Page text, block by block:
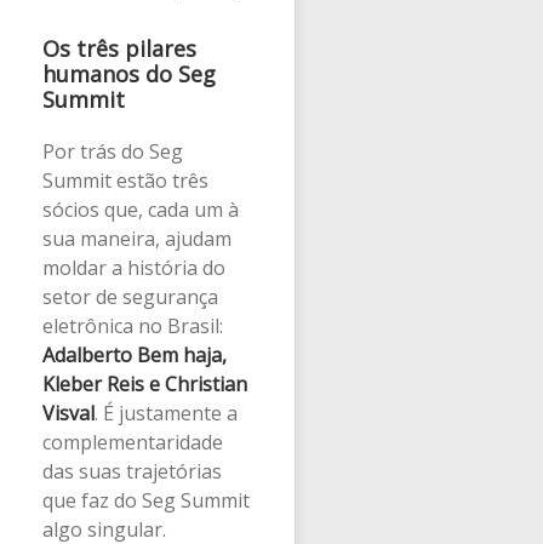
Os três pilares
humanos do Seg
Summit
Por trás do Seg
Summit estão três
sócios que, cada um à
sua maneira, ajudam
moldar a história do
setor de segurança
eletrônica no Brasil:
Adalberto Bem haja,
Kleber Reis e Christian
Visval. É justamente a
complementaridade
das suas trajetórias
que faz do Seg Summit
algo singular.